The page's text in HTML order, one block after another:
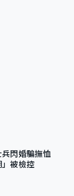
閃婚騙撫恤
被檢控